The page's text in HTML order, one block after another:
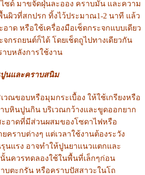
ซด์ มาขจัดฝุ่นละออง คราบมัน และความ
ผิวที่สกปรก ทิ้งไว้ประมาณ1-2 นาที แล้ว
าด หรือใช้เครื่องมือเช็ดกระจกแบบเดียว
จกรถยนต์ก็ได้ โดยเช็ดถูไปทางเดียวกัน
าบหลังการใช้งาน
นและคราบสนิม
วณขอบหรือมุมกระเบื้อง ให้ใช้เกรียงหรือ
บหินปูนกิน บริเวณกว้างและขูดออกยาก
อาดที่มีส่วนผสมของโซดาไฟหรือ
คราบต่างๆ แต่เวลาใช้งานต้องระวัง
นแรง อาจทำให้ปูนยาแนวแตกและ
นั้นควรทดลองใช้ในพื้นที่เล็กๆก่อน
บตะกรัน หรือคราบปัสสาวะในโถ